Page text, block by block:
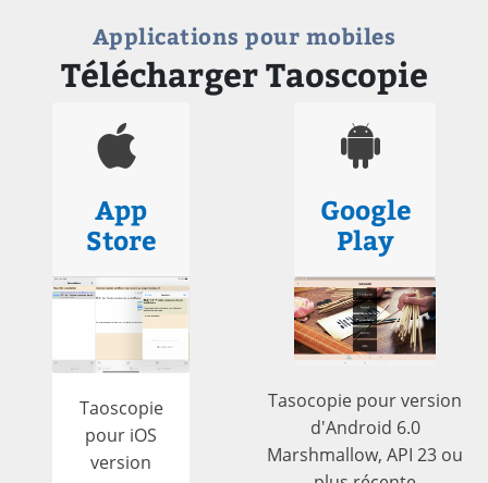
Applications pour mobiles
Télécharger Taoscopie
App
Store
Taoscopie
pour iOS
version
Google
Play
Tasocopie pour version
d'Android 6.0
Marshmallow, API 23 ou